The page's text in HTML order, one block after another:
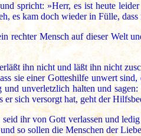
spricht: »Herr, es ist heute
es kam doch wieder in Fülle,
rechter Mensch auf dieser Welt
ihn nicht und läßt ihn nicht
sie einer Gotteshilfe unwert
unverletzlich halten und
sich versorgt hat, geht der
ihr von Gott verlassen und
so sollen die Menschen der